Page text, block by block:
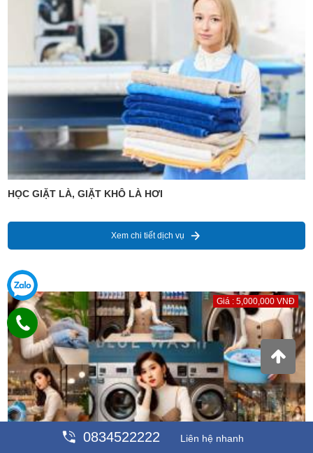
HỌC GIẶT LÀ, GIẶT KHÔ LÀ HƠI
Xem chi tiết dịch vụ
Giá : 5,000,000 VNĐ
0834522222 Liên hệ nhanh